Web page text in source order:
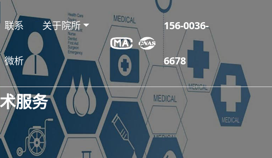
联系
微析
关于院所 156-0036-
6678
服务